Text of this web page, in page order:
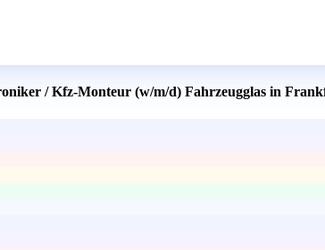
/ Kfz-Monteur (w/m/d) Fahrzeugglas in